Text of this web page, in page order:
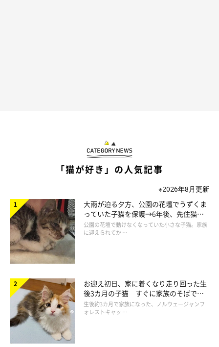
「猫が好き」の人気記事
※2026年8月更新
大雨が迫る夕方、公園の花壇でうずくま
っていた子猫を保護→6年後、先住猫
と“姉妹”のような関係に
公園の花壇で動けなくなっていた小さな子猫。家族
に迎えられてか …
お迎え初日、家に着くなり走り回った生
後3カ月の子猫 すぐに家族のそばで落
ち着く姿に「迎えてよかった」
生後約3カ月で家族になった、ノルウェージャンフ
ォレストキャッ …